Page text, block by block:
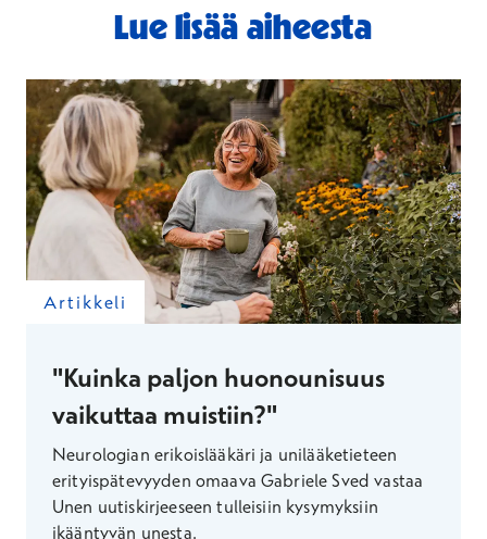
Lue lisää aiheesta
Artikkeli
"Kuinka paljon huonounisuus
vaikuttaa muistiin?"
Neurologian erikoislääkäri ja unilääketieteen
erityispätevyyden omaava Gabriele Sved vastaa
Unen uutiskirjeeseen tulleisiin kysymyksiin
ikääntyvän unesta.